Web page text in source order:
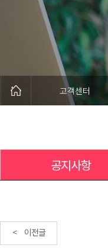
고객센터
공지사항
< 이전글